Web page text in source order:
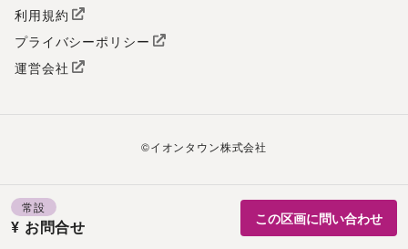
常設
¥ お問合せ この区画に問い合わせ
利用規約
プライバシーポリシー
運営会社
©イオンタウン株式会社